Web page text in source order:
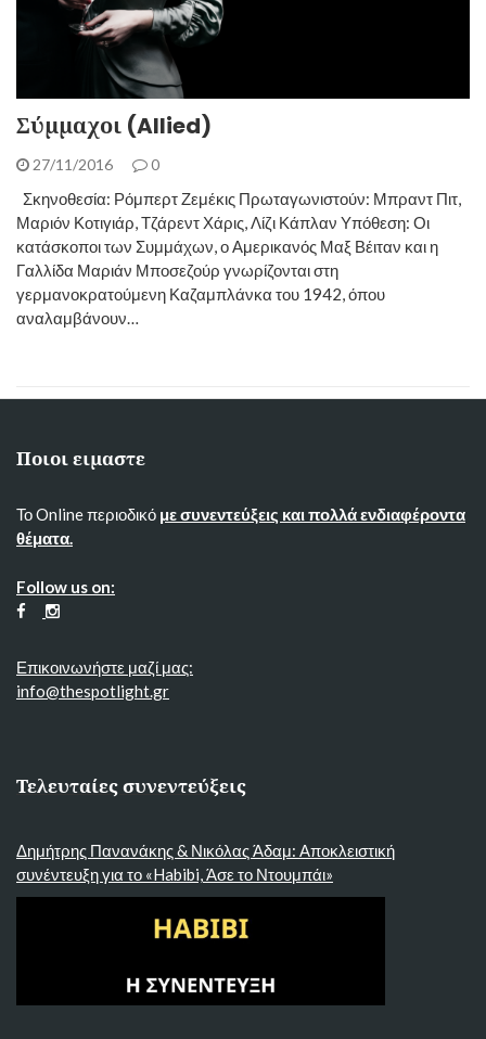
Σύμμαχοι (Allied)
27/11/2016 0
Σκηνοθεσία: Ρόμπερτ Ζεμέκις Πρωταγωνιστούν: Μπραντ Πιτ,
Μαριόν Κοτιγιάρ, Τζάρεντ Χάρις, Λίζι Κάπλαν Υπόθεση: Οι
κατάσκοποι των Συμμάχων, ο Αμερικανός Μαξ Βέιταν και η
Γαλλίδα Μαριάν Μποσεζούρ γνωρίζονται στη
γερμανοκρατούμενη Καζαμπλάνκα του 1942, όπου
αναλαμβάνουν…
Ποιοι ειμαστε
Το Online περιοδικό με συνεντεύξεις και πολλά ενδιαφέροντα
θέματα.
Follow us on:
Επικοινωνήστε μαζί μας:
info@thespotlight.gr
Τελευταίες συνεντεύξεις
Δημήτρης Πανανάκης & Νικόλας Άδαμ: Αποκλειστική
συνέντευξη για το «Habibi, Άσε το Ντουμπάι»